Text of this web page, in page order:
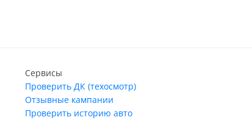
Сервисы
Проверить ДК (техосмотр)
Отзывные кампании
Проверить историю авто